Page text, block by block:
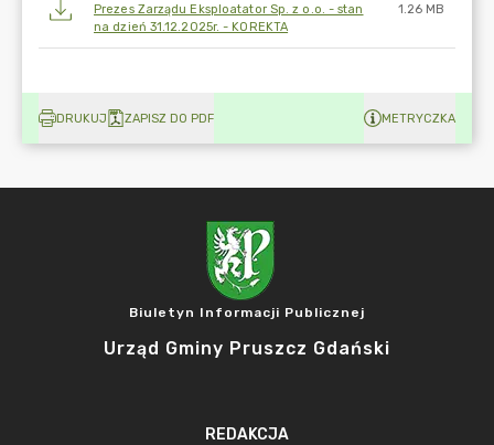
Prezes Zarządu Eksploatator Sp. z o.o. - stan
na dzień 31.12.2025r. - KOREKTA
1.26 MB
DRUKUJ ZAPISZ DO PDF METRYCZKA
Biuletyn Informacji Publicznej
Urząd Gminy Pruszcz Gdański
REDAKCJA